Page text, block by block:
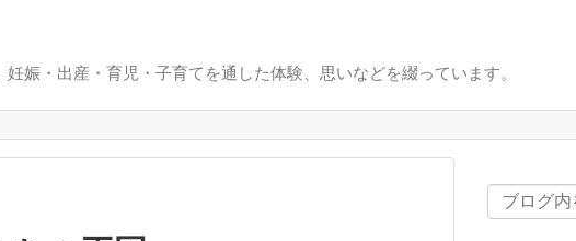
娠・出産・育児・子育てを通した体験、思いなどを綴っています。